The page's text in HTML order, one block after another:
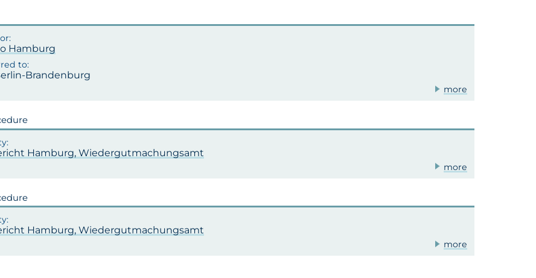
Hamburg
Brandenburg
more
Hamburg, Wiedergutmachungsamt
more
Hamburg, Wiedergutmachungsamt
more